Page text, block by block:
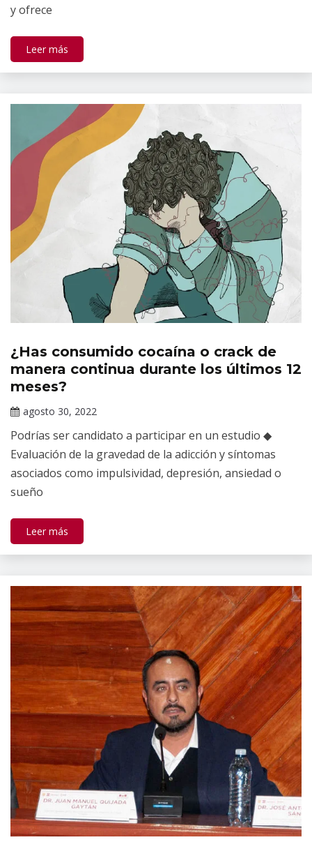
y ofrece
Leer más
Información
de interés
¿Has consumido cocaína o crack de
manera continua durante los últimos 12
meses?
agosto 30, 2022
Gallardo
Podrías ser candidato a participar en un estudio ◆
Evaluación de la gravedad de la adicción y síntomas
asociados como impulsividad, depresión, ansiedad o
sueño
Leer más